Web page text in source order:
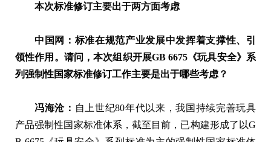
本次标准修订主要出于两方面考虑
中国网：标准在规范产业发展中发挥着支撑性、引
领性作用。请问，本次组织开展GB 6675《玩具安全》系
列强制性国家标准修订工作主要是出于哪些考虑？
冯海沧： 自上世纪80年代以来，我国持续完善玩具
产品强制性国家标准体系，截至目前，已构建形成了以G